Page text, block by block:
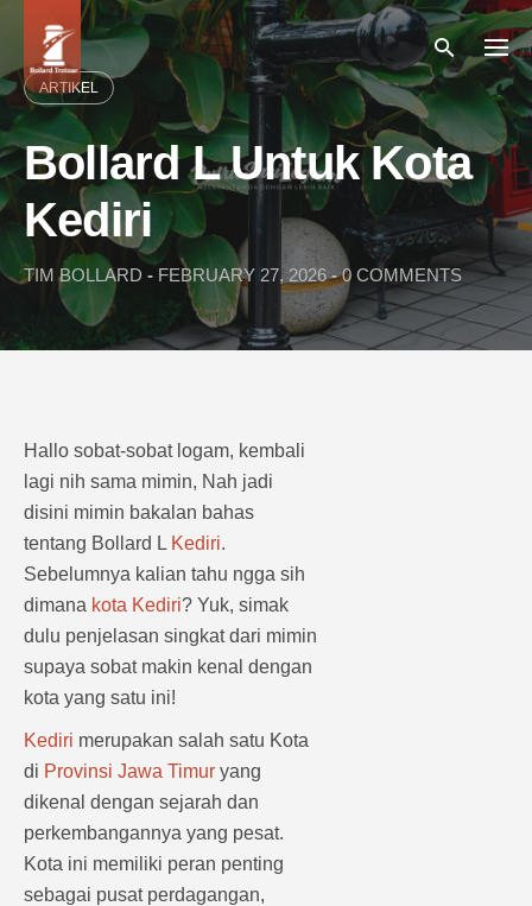
content
ARTIKEL
Bollard L Untuk Kota
Kediri
TIM BOLLARD - FEBRUARY 27, 2026-0 COMMENTS
Hallo sobat-sobat logam, kembali
lagi nih sama mimin, Nah jadi
disini mimin bakalan bahas
tentang Bollard L Kediri.
Sebelumnya kalian tahu ngga sih
dimana kota Kediri? Yuk, simak
dulu penjelasan singkat dari mimin
supaya sobat makin kenal dengan
kota yang satu ini!
Kediri merupakan salah satu Kota
di Provinsi Jawa Timur yang
dikenal dengan sejarah dan
perkembangannya yang pesat.
Kota ini memiliki peran penting
sebagai pusat perdagangan,